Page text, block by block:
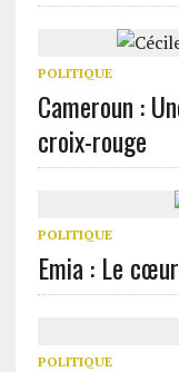
POLITIQUE
Cameroun :
croix-rouge
POLITIQUE
Emia : Le
POLITIQUE